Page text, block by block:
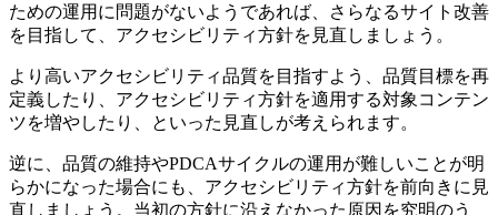
ための運用に問題がないようであれば、さらなるサイト改善
を目指して、アクセシビリティ方針を見直しましょう。
より高いアクセシビリティ品質を目指すよう、品質目標を再
定義したり、アクセシビリティ方針を適用する対象コンテン
ツを増やしたり、といった見直しが考えられます。
逆に、品質の維持やPDCAサイクルの運用が難しいことが明
らかになった場合にも、アクセシビリティ方針を前向きに見
直しましょう。当初の方針に沿えなかった原因を究明のう